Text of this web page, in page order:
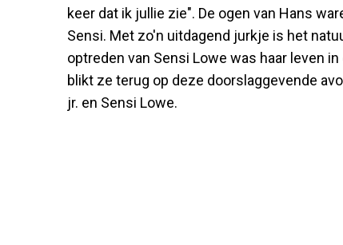
keer dat ik jullie zie". De ogen van Hans
Sensi. Met zo'n uitdagend jurkje is het
optreden van Sensi Lowe was haar leven
blikt ze terug op deze doorslaggevende
jr. en Sensi Lowe.